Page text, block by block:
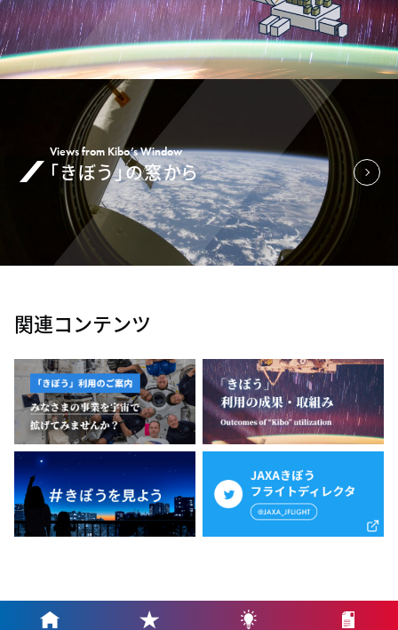
Views from Kibo’s Window
「きぼう」の窓から
関連コンテンツ